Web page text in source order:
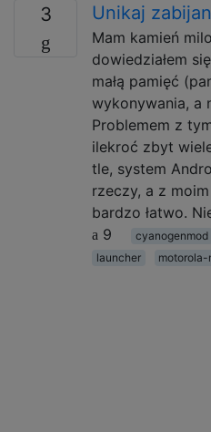
3 Unikaj
Mam kamień
dowiedziałem
małą pamięć
wykonywania, a
Problemem z
ilekroć zbyt
tle, system
rzeczy, a z
bardzo łatwo.
9
cyanogenmod
launcher
motorola-